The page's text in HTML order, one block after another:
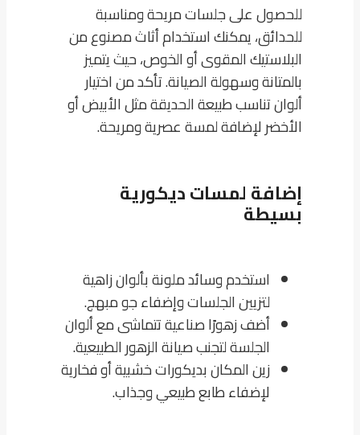
للحصول على جلسات مريحة ومناسبة
للحدائق، يمكنك استخدام أثاث مصنوع من
البلاستيك المقوى أو الخوص، حيث يتميز
بالمتانة وسهولة الصيانة. تأكد من اختيار
ألوان تناسب طبيعة الحديقة مثل الأبيض أو
الأخضر لإضافة لمسة عصرية ومريحة.
إضافة لمسات ديكورية
بسيطة
استخدم وسائد ملونة بألوان زاهية
لتزيين الجلسات وإضفاء جو مبهج.
أضف زهورًا صناعية تتماشى مع ألوان
الجلسة لتجنب صيانة الزهور الطبيعية.
زين المكان بديكورات خشبية أو فخارية
لإضفاء طابع طبيعي وجذاب.